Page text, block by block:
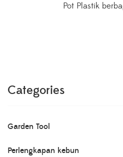
Pot Plastik
Categories
Garden Tool
Perlengkapan kebun